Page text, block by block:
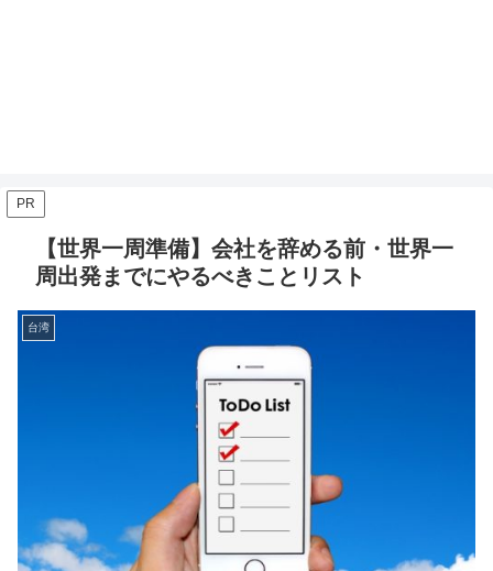
PR
【世界一周準備】会社を辞める前・世界一
周出発までにやるべきことリスト
台湾